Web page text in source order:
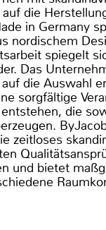
die
in Germany
nordischem
spiegelt
Das
die Auswahl
sorgfältige
die
zeitloses
und bietet